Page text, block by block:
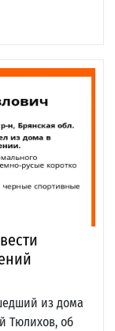
из дома
Тюлихов, об